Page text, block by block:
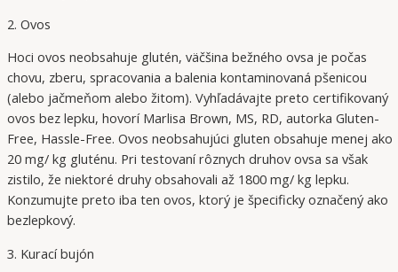
2. Ovos
Hoci ovos neobsahuje glutén, väčšina bežného ovsa je počas
chovu, zberu, spracovania a balenia kontaminovaná pšenicou
(alebo jačmeňom alebo žitom). Vyhľadávajte preto certifikovaný
ovos bez lepku, hovorí Marlisa Brown, MS, RD, autorka Gluten-
Free, Hassle-Free. Ovos neobsahujúci gluten obsahuje menej ako
20 mg/ kg gluténu. Pri testovaní rôznych druhov ovsa sa však
zistilo, že niektoré druhy obsahovali až 1800 mg/ kg lepku.
Konzumujte preto iba ten ovos, ktorý je špecificky označený ako
bezlepkový.
3. Kurací bujón